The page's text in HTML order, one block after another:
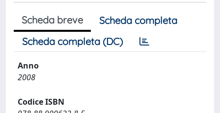
Scheda breve
Scheda completa
Scheda completa (DC)
Anno
2008
Codice ISBN